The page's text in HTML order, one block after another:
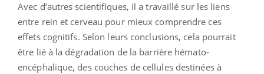
Avec d’autres scientifiques, il a travaillé sur les liens
entre rein et cerveau pour mieux comprendre ces
effets cognitifs. Selon leurs conclusions, cela pourrait
être lié à la dégradation de la barrière hémato-
encéphalique, des couches de cellules destinées à